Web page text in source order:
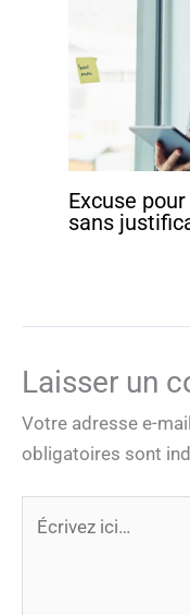
Excuse
sans
Laisser un
Votre adresse e-
obligatoires sont